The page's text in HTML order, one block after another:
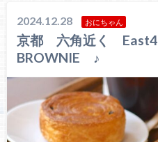
2024.12.28 おにちゃん
京都 六角近く
BROWNIE ♪